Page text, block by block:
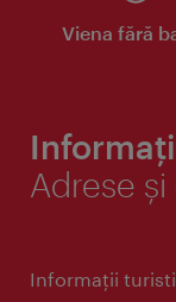
Viena fără
Adrese
Informaţii